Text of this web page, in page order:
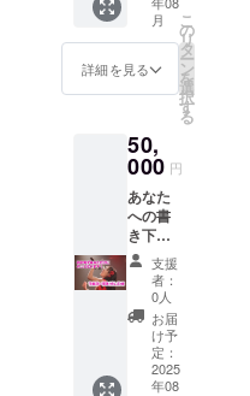
掲載、
名前の
人何枚
でも購
例）
かっこ
よく、
可愛
しっと
り系、
に、、
などな
んでも
OK！
【セッ
ト内
容】
☆MV内
にてあ
なたの
書きく
ださい
【セッ
ト内
（都
内）
☆MV内
にてあ
なたの
お名前
をクレ
ジット
に記載
・掲載
期間と
方法：
動画の
以下の
記入を
お願い
しま
す】 ☆
みみゆ
て欲し
い内容
例：
「〇〇
さん！
お仕事
頑張っ
て！」
「朝だ
よ！起
て！」
「大好
きだ
月
詳細を見る
こ
の
リ
タ
ー
ン
を
選
択
す
る
50,
000 円
あなた
への書
き下ろ
し応援
ソン
グ！
【備考
欄に以
下の記
入をお
願いし
支援
者：
0人
お届
け予
定：
2025
年08